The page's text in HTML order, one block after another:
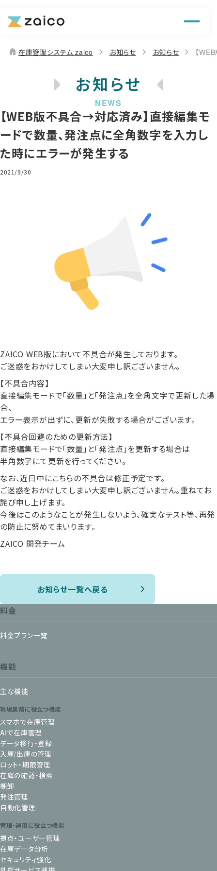
機能
お役立ち情報
home 在庫管理システム zaico お知らせ お知らせ 【
お知らせ
【WEB版不具合→対応済み】直接編集モ
ードで数量、発注点に全角数字を入力し
た時にエラーが発生する
2021/9/30
ZAICO WEB版において不具合が発生しております。
ご迷惑をおかけしてしまい大変申し訳ございません。
【不具合内容】
直接編集モードで「数量」と「発注点」を全角文字で更新した場
合、
エラー表示が出ずに、更新が失敗する場合がございます。
【不具合回避のための更新方法】
直接編集モードで「数量」と「発注点」を更新する場合は
半角数字にて更新を行ってください。
なお、近日中にこちらの不具合は修正予定です。
ご迷惑をおかけしてしまい大変申し訳ございません。重ねてお
詫び申し上げます。
今後はこのようなことが発生しないよう、確実なテスト等、再発
の防止に努めてまいります。
ZAICO 開発チーム
お知らせ一覧へ戻る
料金
料金プラン一覧
機能
主な機能
現場業務に役立つ機能
スマホで在庫管理
AIで在庫管理
データ移行・登録
入庫/出庫の管理
ロット・期限管理
在庫の確認・検索
棚卸
発注管理
自動化管理
管理・運用に役立つ機能
拠点・ユーザー管理
在庫データ分析
セキュリティ強化